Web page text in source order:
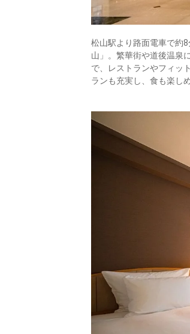
松山駅より路面電車で約
山」。繁華街や道後温泉
で、レストランやフィッ
ランも充実し、食も楽し